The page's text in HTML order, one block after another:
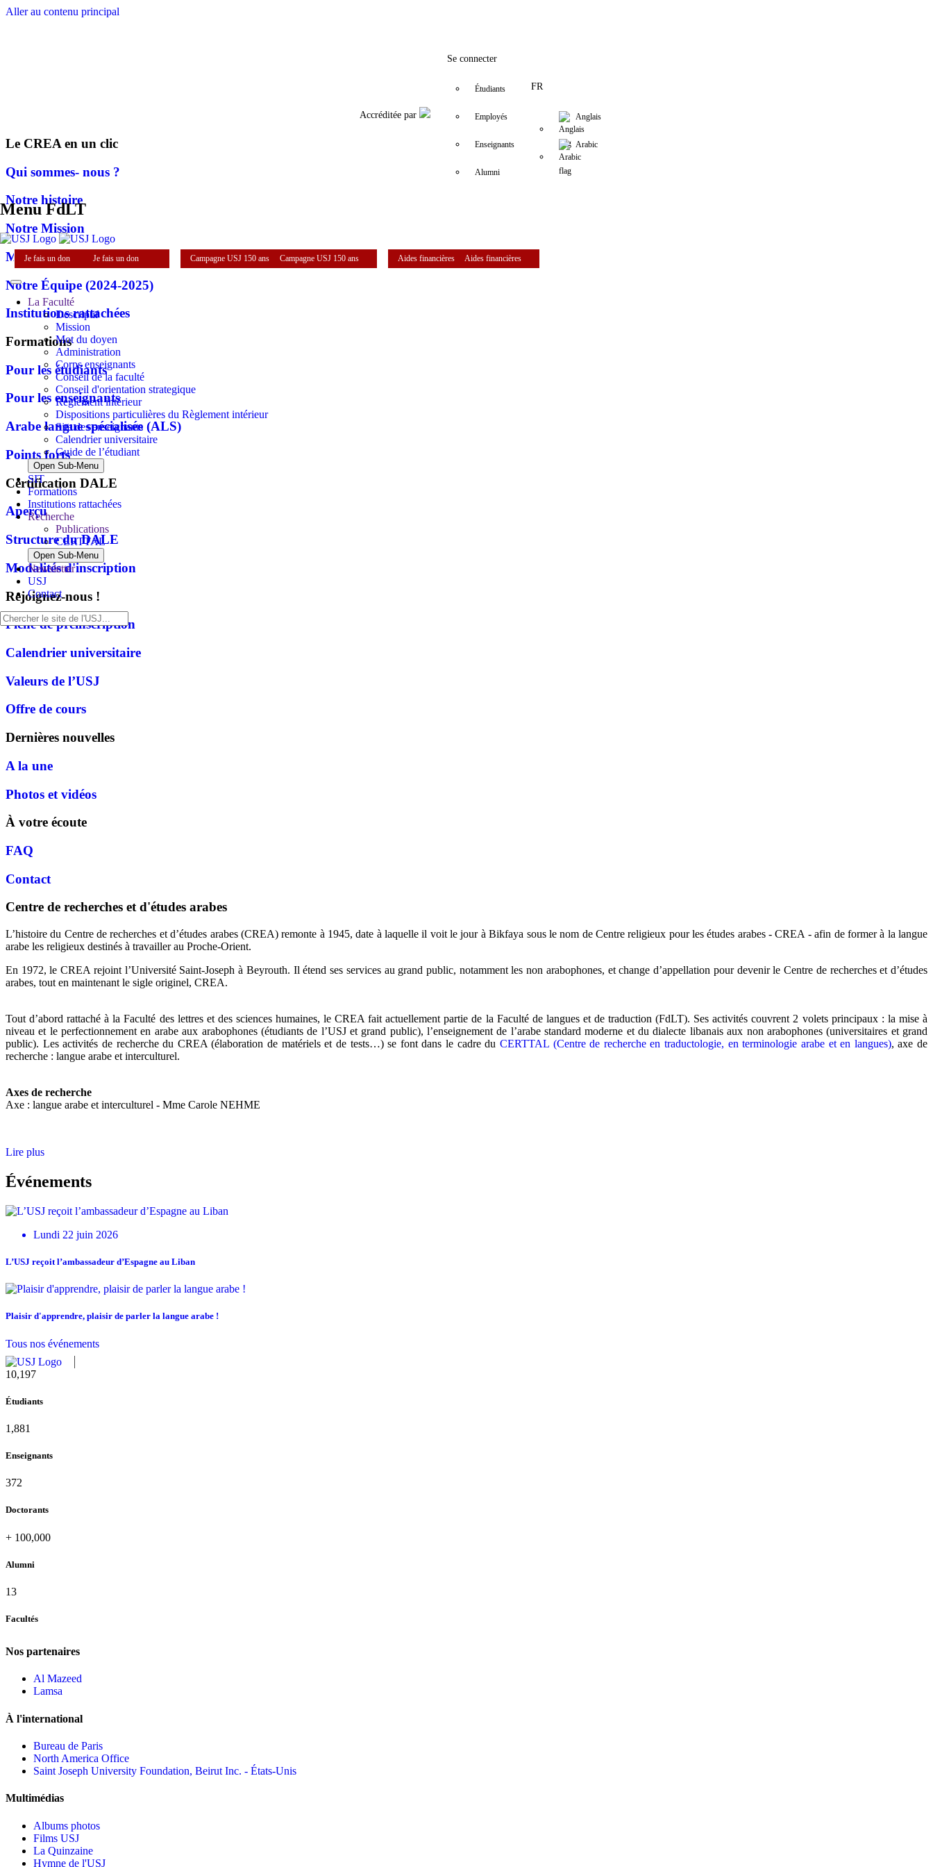
Aller au contenu principal
Accréditée par
Se connecter
Étudiants
Employés
Enseignants
Alumni
FR
Anglais
Arabic
Menu FdLT
Je fais un don Je fais un don Campagne USJ 150 ans Campagne USJ 150 ans Aides financières Aides financières
La Faculté
Descriptif
Mission
Mot du doyen
Administration
Corps enseignants
Conseil de la faculté
Conseil d'orientation strategique
Règlement intérieur
Dispositions particulières du Règlement intérieur
Site des enseignants
Calendrier universitaire
Guide de l’étudiant
Open Sub-Menu
SIT
Formations
Institutions rattachées
Recherche
Publications
CERTTAL
Open Sub-Menu
Newsletter
USJ
Contact
Le CREA en un clic
Qui sommes- nous ?
Notre histoire
Notre Mission
Mot de la Directrice
Notre Équipe (2024-2025)
Institutions rattachées
Formations
Pour les étudiants
Pour les enseignants
Arabe langue spécialisée (ALS)
Points forts
Certification DALE
Aperçu
Structure du DALE
Modalités d'inscription
Rejoignez-nous !
Fiche de préinscription
Calendrier universitaire
Valeurs de l’USJ
Offre de cours
Dernières nouvelles
A la une
Photos et vidéos
À votre écoute
FAQ
Contact
Centre de recherches et d'études arabes
L’histoire du Centre de recherches et d’études arabes (CREA) remonte à 1945, date à laquelle il voit le jour à Bikfaya sous le nom de Centre religieux pour les études arabes - CREA - afin de former à la langue
arabe les religieux destinés à travailler au Proche-Orient.
En 1972, le CREA rejoint l’Université Saint-Joseph à Beyrouth. Il étend ses services au grand public, notamment les non arabophones, et change d’appellation pour devenir le Centre de recherches et d’études
arabes, tout en maintenant le sigle originel, CREA.
Tout d’abord rattaché à la Faculté des lettres et des sciences humaines, le CREA fait actuellement partie de la Faculté de langues et de traduction (FdLT). Ses activités couvrent 2 volets principaux : la mise à
niveau et le perfectionnement en arabe aux arabophones (étudiants de l’USJ et grand public), l’enseignement de l’arabe standard moderne et du dialecte libanais aux non arabophones (universitaires et grand
public). Les activités de recherche du CREA (élaboration de matériels et de tests…) se font dans le cadre du CERTTAL (Centre de recherche en traductologie, en terminologie arabe et en langues), axe de
recherche : langue arabe et interculturel.
Axes de recherche
Axe : langue arabe et interculturel - Mme Carole NEHME
Lire plus
Événements
Lundi 22 juin 2026
L’USJ reçoit l’ambassadeur d’Espagne au Liban
Plaisir d'apprendre, plaisir de parler la langue arabe !
Tous nos événements
11,727
Étudiants
2,142
Enseignants
437
Doctorants
+ 100,000
Alumni
13
Facultés
Nos partenaires
Al Mazeed
Lamsa
À l'international
Bureau de Paris
North America Office
Saint Joseph University Foundation, Beirut Inc. - États-Unis
Multimédias
Albums photos
Films USJ
La Quinzaine
Hymne de l'USJ